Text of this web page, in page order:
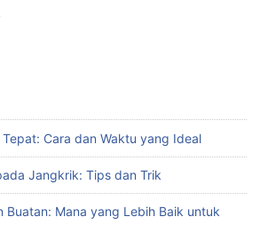
Cara dan Waktu yang Ideal
Jangkrik: Tips dan Trik
Buatan: Mana yang Lebih Baik untuk